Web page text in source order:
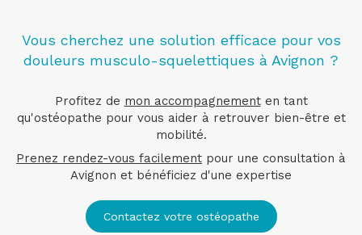
Vous cherchez une solution efficace pour vos
douleurs musculo-squelettiques à Avignon ?
Profitez de mon accompagnementen tant
qu'ostéopathe pour vous aider à retrouver bien-être et
mobilité.
Prenez rendez-vous facilement pour une consultation à
Avignon et bénéficiez d'une expertise
Contactez votre ostéopathe